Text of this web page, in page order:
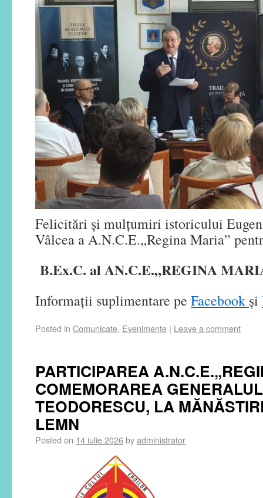
Felicitări și mulțumiri istoricului
Vâlcea a A.N.C.E.„Regina Maria”
B.Ex.C. al AN.C.E.„REGINA
Informații suplimentare pe Facebook și
Posted in Comunicate, Evenimente | Leave a comment
PARTICIPAREA
COMEMORAREA
TEODORESCU, LA
LEMN
Posted on 14 iulie 2026byadministrator